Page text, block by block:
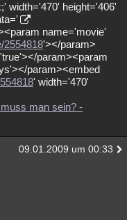
Gaming
Allmystery English
Geschlossen
width='470' height='406'
name='movie'
2554818'></param>
param><param
param><embed
' width='470'
man sein? -
09.01.2009 um 00:33